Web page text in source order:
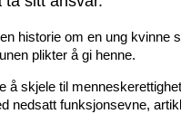
historie om en ung kvinne
plikter å gi henne.
å skjele til
nedsatt funksjonsevne,